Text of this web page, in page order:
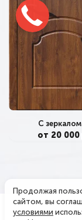
С
от 20 000
Продолжая
сайтом, вы
условиями